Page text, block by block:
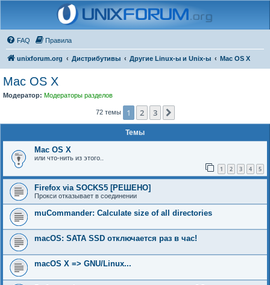
FAQ Правила
unixforum.org Дистрибутивы Другие Linux-ы и Unix-ы Mac OS X
Mac OS X
Модератор: Модераторы разделов
72 темы 1 2 3
Темы
Mac OS X
или что-нить из этого..
1 2 3 4 5
Firefox via SOCKS5 [РЕШЕНО]
Прокси отказывает в соединении
muCommander: Calculate size of all directories
macOS: SATA SSD отключается раз в час!
macOS X => GNU/Linux...